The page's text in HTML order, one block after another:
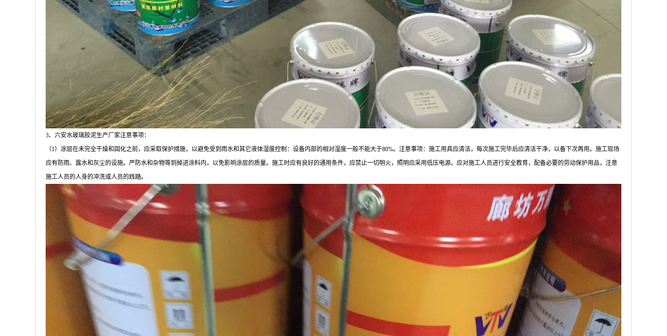
3、六安水玻璃胶泥生产厂家注意事项：
（1）涂层在未完全干燥和固化之前，应采取保护措施，以避免受到雨水和其它液体湿度控制：设备内部的相对湿度一般不能大于80%。注意事项：施工用具应清洁，每次施工完毕后应清洁干净，以备下次再用。施工现场
应有防雨、露水和灰尘的设施。严防水和杂物等到掉进涂料内，以免影响涂层的质量。施工时应有良好的通用条件，应禁止一切明火，照明应采用低压电源。应对施工人员进行安全教育，配备必要的劳动保护用品，注意
施工人员的人身的冲洗或人员的践踏。